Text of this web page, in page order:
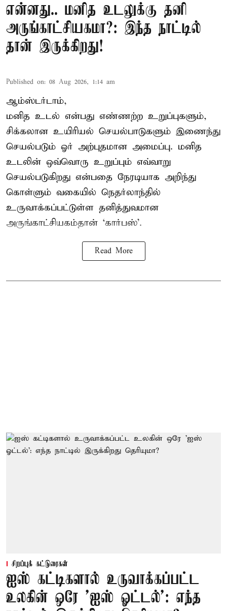
என்னது.. மனித உடலுக்கு தனி
அருங்காட்சியகமா?: இந்த நாட்டில்
தான் இருக்கிறது!
Published on: 08 Aug 2026, 1:14 am
ஆம்ஸ்டர்டாம்,
மனித உடல் என்பது எண்ணற்ற உறுப்புகளும்,
சிக்கலான உயிரியல் செயல்பாடுகளும் இணைந்து
செயல்படும் ஓர் அற்புதமான அமைப்பு. மனித
உடலின் ஒவ்வொரு உறுப்பும் எவ்வாறு
செயல்படுகிறது என்பதை நேரடியாக அறிந்து
கொள்ளும் வகையில் நெதர்லாந்தில்
உருவாக்கப்பட்டுள்ள தனித்துவமான
அருங்காட்சியகம்தான் ‘கார்பஸ்’.
Read More
சிறப்புக் கட்டுரைகள்
ஐஸ் கட்டிகளால் உருவாக்கப்பட்ட
உலகின் ஒரே 'ஐஸ் ஓட்டல்': எந்த